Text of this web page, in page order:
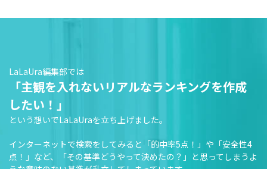
LaLaUra編集部では
「主観を入れないリアルなランキングを作成
したい！」
という想いでLaLaUraを立ち上げました。
インターネットで検索をしてみると「的中率5点！」や「安全性4
点！」など、「その基準どうやって決めたの？」と思ってしまうよ